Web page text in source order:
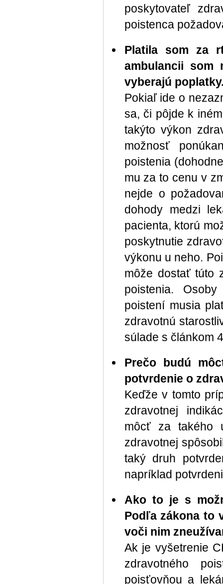
poskytovateľ
poistenca
Platila som za
ambulancii som
vyberajú
Pokiaľ ide o
sa, či pôjde k
takýto výkon
možnosť
poistenia
mu za to cenu v
nejde o
dohody medzi
pacienta, ktorú
poskytnutie
výkonu u neho.
môže dostať túto
poistenia.
poistení musia
zdravotnú
súlade s článkom
Prečo budú
potvrdenie o
Keďže v tomto
zdravotnej
môcť za takého
zdravotnej
taký druh
napríklad
Ako to je s
Podľa zákona to
voči nim
Ak je vyšetrenie
zdravotného
poisťovňou a